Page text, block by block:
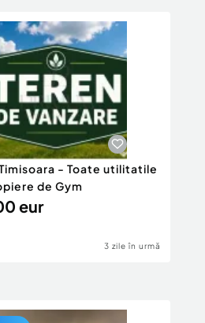
- Toate utilitatile
de Gym
eur
3 zile în urmă